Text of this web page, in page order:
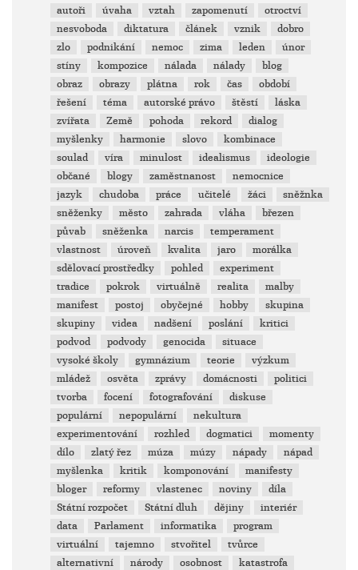
autoři
úvaha vztah zapomenutí
otroctví
nesvoboda
diktatura článek vznik
dobro
zlo
podnikání nemoc zima leden
únor
stíny
kompozice nálada nálady
blog
obraz
obrazy plátna rok čas
období
řešení
téma autorské právo štěstí
láska
zvířata
Země pohoda rekord
dialog
myšlenky
harmonie slovo
kombinace
soulad
víra minulost idealismus
ideologie
občané
blogy zaměstnanost
nemocnice
jazyk
chudoba práce učitelé žáci
sněžnka
sněženky
město zahrada vláha
březen
půvab
sněženka narcis
temperament
vlastnost
úroveň kvalita jaro
morálka
sdělovací prostředky
pohled
experiment
tradice
pokrok virtuálně realita
malby
manifest
postoj obyčejné hobby
skupina
skupiny
videa nadšení poslání
kritici
podvod
podvody genocida
situace
vysoké školy
gymnázium teorie
výzkum
mládež
osvěta zprávy domácnosti
politici
tvorba
focení fotografování
diskuse
populární
nepopulární
nekultura
experimentování
rozhled dogmatici
momenty
dílo
zlatý řez múza múzy nápady
nápad
myšlenka
kritik komponování
manifesty
bloger
reformy vlastenec noviny
díla
Státní rozpočet
Státní dluh dějiny
interiér
data
Parlament informatika
program
virtuální
tajemno stvořitel
tvůrce
alternativní
národy osobnost
katastrofa